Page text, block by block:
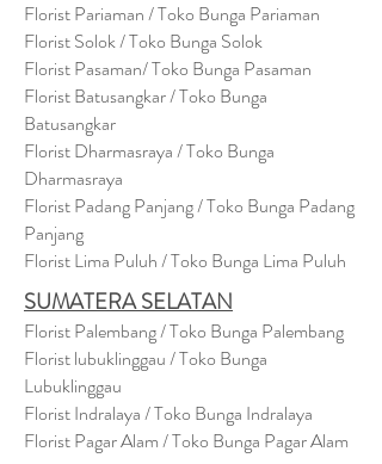
Florist Pariaman / Toko Bunga Pariaman
Florist Solok / Toko Bunga Solok
Florist Pasaman/ Toko Bunga Pasaman
Florist Batusangkar / Toko Bunga
Batusangkar
Florist Dharmasraya / Toko Bunga
Dharmasraya
Florist Padang Panjang / Toko Bunga Padang
Panjang
Florist Lima Puluh / Toko Bunga Lima Puluh
SUMATERA SELATAN
Florist Palembang / Toko Bunga Palembang
Florist lubuklinggau / Toko Bunga
Lubuklinggau
Florist Indralaya / Toko Bunga Indralaya
Florist Pagar Alam / Toko Bunga Pagar Alam